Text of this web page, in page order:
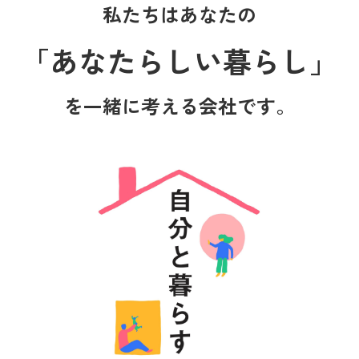
私たちはあなたの
「あなたらしい暮らし」
を一緒に考える会社です。